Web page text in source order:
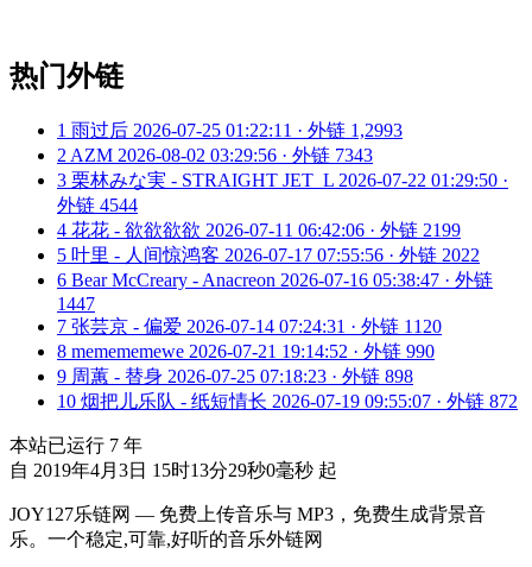
热门外链
1 雨过后 2026-07-25 01:22:11 · 外链 1,2993
2 AZM 2026-08-02 03:29:56 · 外链 7343
3 栗林みな実 - STRAIGHT JET_L 2026-07-22 01:29:50 ·
外链 4544
4 花花 - 欲欲欲欲 2026-07-11 06:42:06 · 外链 2199
5 叶里 - 人间惊鸿客 2026-07-17 07:55:56 · 外链 2022
6 Bear McCreary - Anacreon 2026-07-16 05:38:47 · 外链
1447
7 张芸京 - 偏爱 2026-07-14 07:24:31 · 外链 1120
8 memememewe 2026-07-21 19:14:52 · 外链 990
9 周蕙 - 替身 2026-07-25 07:18:23 · 外链 898
10 烟把儿乐队 - 纸短情长 2026-07-19 09:55:07 · 外链 872
本站已运行 7 年
自 2019年4月3日 15时13分29秒0毫秒 起
JOY127乐链网 — 免费上传音乐与 MP3，免费生成背景音
乐。一个稳定,可靠,好听的音乐外链网